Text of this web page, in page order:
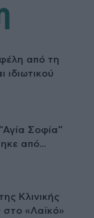
από τη
ιδιωτικού
Σοφία”
από...
Κλινικής
«Λαϊκό»